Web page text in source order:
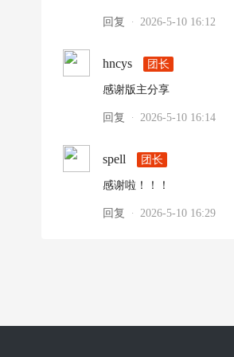
回复 · 2026-5-10 16:12
hncys 团长
感谢版主分享
回复 · 2026-5-10 16:14
spell 团长
感谢啦！！！
回复 · 2026-5-10 16:29